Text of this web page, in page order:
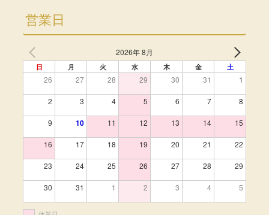
営業日
2026年 8月
日 月 火 水 木 金 土
26 27 28 29 30 31 1
2 3 4 5 6 7 8
9 10 11 12 13 14 15
16 17 18 19 20 21 22
23 24 25 26 27 28 29
30 31 1 2 3 4 5